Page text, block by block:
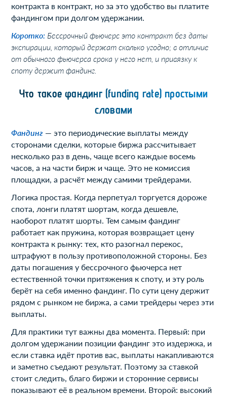
контракта в контракт, но за это удобство вы платите
фандингом при долгом удержании.
Коротко: Бессрочный фьючерс это контракт без даты
экспирации, который держат сколько угодно; в отличие
от обычного фьючерса срока у него нет, и привязку к
споту держит фандинг.
Что такое фандинг (funding rate) простыми
словами
Фандинг — это периодические выплаты между
сторонами сделки, которые биржа рассчитывает
несколько раз в день, чаще всего каждые восемь
часов, а на части бирж и чаще. Это не комиссия
площадки, а расчёт между самими трейдерами.
Логика простая. Когда перпетуал торгуется дороже
спота, лонги платят шортам, когда дешевле,
наоборот платят шорты. Тем самым фандинг
работает как пружина, которая возвращает цену
контракта к рынку: тех, кто разогнал перекос,
штрафуют в пользу противоположной стороны. Без
даты погашения у бессрочного фьючерса нет
естественной точки притяжения к споту, и эту роль
берёт на себя именно фандинг. По сути цену держит
рядом с рынком не биржа, а сами трейдеры через эти
выплаты.
Для практики тут важны два момента. Первый: при
долгом удержании позиции фандинг это издержка, и
если ставка идёт против вас, выплаты накапливаются
и заметно съедают результат. Поэтому за ставкой
стоит следить, благо биржи и сторонние сервисы
показывают её в реальном времени. Второй: высокий